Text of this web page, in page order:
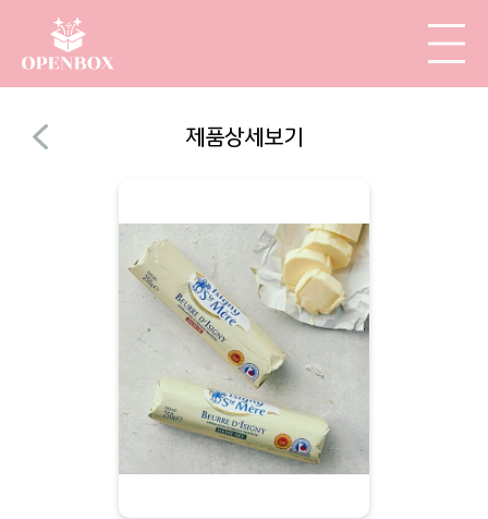
제품상세보기